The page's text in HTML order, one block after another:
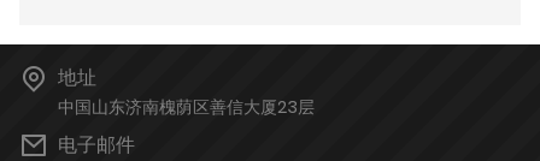
地址
中国山东济南槐荫区善信大厦23层
电子邮件